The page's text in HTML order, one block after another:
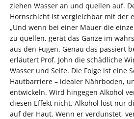
ziehen Wasser an und quellen auf.
Hornschicht ist vergleichbar mit der
„Und wenn bei einer Mauer die
zu quellen, gerät das Ganze im
aus den Fugen. Genau das passiert
erläutert Prof. John die schädliche
Wasser und Seife. Die Folge ist eine
Hautbarriere – idealer Nährboden,
entwickeln. Wird hingegen Alkohol
diesen Effekt nicht. Alkohol löst nur
auf der Haut. Wenn er verdunstet,